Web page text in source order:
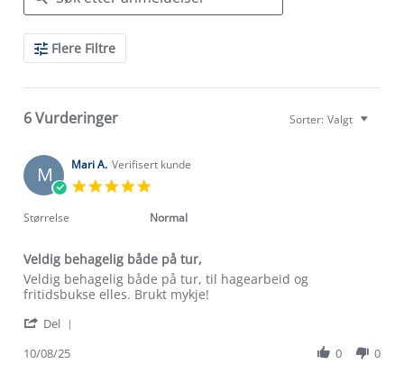
Search
ReviewsFlere Filtre
6 Vurderinger Sorter: Valgt
M Mari A. Verifisert kunde
rating
Størrelse Normal
Veldig behagelig både på tur,
Review
by
A.
10
review
stating
behagelig
på
Veldig behagelig både på tur, til hagearbeid og
fritidsbukse elles. Brukt mykje!
Del
10/08/25 0 0